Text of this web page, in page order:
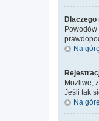
Dlaczego
Powodów
Na górę
Możliwe,
Jeśli tak
Na górę